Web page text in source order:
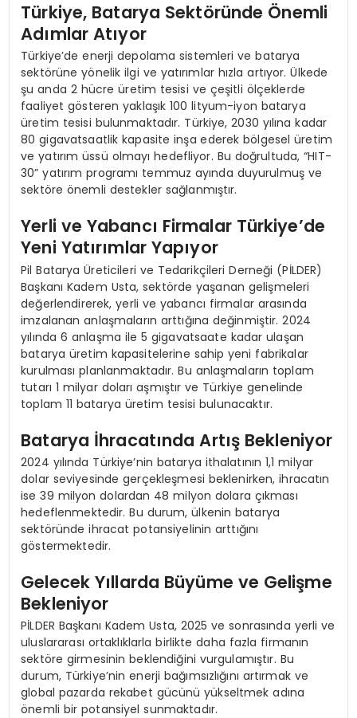
Türkiye, Batarya Sektöründe Önemli
Adımlar Atıyor
Türkiye’de enerji depolama sistemleri ve batarya
sektörüne yönelik ilgi ve yatırımlar hızla artıyor. Ülkede
şu anda 2 hücre üretim tesisi ve çeşitli ölçeklerde
faaliyet gösteren yaklaşık 100 lityum-iyon batarya
üretim tesisi bulunmaktadır. Türkiye, 2030 yılına kadar
80 gigavatsaatlik kapasite inşa ederek bölgesel üretim
ve yatırım üssü olmayı hedefliyor. Bu doğrultuda, “HIT-
30” yatırım programı temmuz ayında duyurulmuş ve
sektöre önemli destekler sağlanmıştır.
Yerli ve Yabancı Firmalar Türkiye’de
Yeni Yatırımlar Yapıyor
Pil Batarya Üreticileri ve Tedarikçileri Derneği (PİLDER)
Başkanı Kadem Usta, sektörde yaşanan gelişmeleri
değerlendirerek, yerli ve yabancı firmalar arasında
imzalanan anlaşmaların arttığına değinmiştir. 2024
yılında 6 anlaşma ile 5 gigavatsaate kadar ulaşan
batarya üretim kapasitelerine sahip yeni fabrikalar
kurulması planlanmaktadır. Bu anlaşmaların toplam
tutarı 1 milyar doları aşmıştır ve Türkiye genelinde
toplam 11 batarya üretim tesisi bulunacaktır.
Batarya İhracatında Artış Bekleniyor
2024 yılında Türkiye’nin batarya ithalatının 1,1 milyar
dolar seviyesinde gerçekleşmesi beklenirken, ihracatın
ise 39 milyon dolardan 48 milyon dolara çıkması
hedeflenmektedir. Bu durum, ülkenin batarya
sektöründe ihracat potansiyelinin arttığını
göstermektedir.
Gelecek Yıllarda Büyüme ve Gelişme
Bekleniyor
PİLDER Başkanı Kadem Usta, 2025 ve sonrasında yerli ve
uluslararası ortaklıklarla birlikte daha fazla firmanın
sektöre girmesinin beklendiğini vurgulamıştır. Bu
durum, Türkiye’nin enerji bağımsızlığını artırmak ve
global pazarda rekabet gücünü yükseltmek adına
önemli bir potansiyel sunmaktadır.